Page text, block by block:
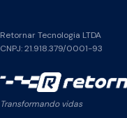
Retornar Tecnologia LTDA
CNPJ: 21.918.379/0001-93
Transformando vidas